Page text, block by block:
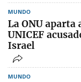
MUNDO
La ONU aparta
UNICEF
Israel
MUNDO